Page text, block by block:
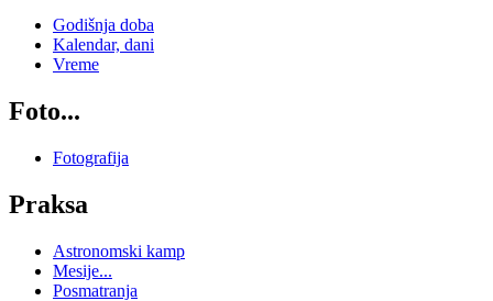
Godišnja doba
Kalendar, dani
Vreme
Foto...
Fotografija
Praksa
Astronomski kamp
Mesije...
Posmatranja